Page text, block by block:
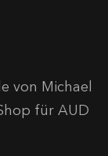
von Michael
für AUD